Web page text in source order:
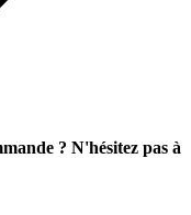
? N'hésitez pas à